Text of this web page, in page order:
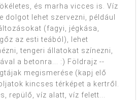
és marha vicces is. Víz
dolgot lehet szervezni, például
(fagyi, jégkása,
az esti teából), lehet
tengeri állatokat színezni,
a betonra... :) Földrajz --
megismerése (kapj elő
kincses térképet a kertről.
repülő, víz alatt, víz felett...